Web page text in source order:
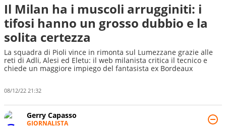
Il Milan ha i muscoli arrugginiti: i
tifosi hanno un grosso dubbio e la
solita certezza
La squadra di Pioli vince in rimonta sul Lumezzane grazie alle
reti di Adli, Alesi ed Eletu: il web milanista critica il tecnico e
chiede un maggiore impiego del fantasista ex Bordeaux
08/12/22 21:32
Gerry Capasso
GIORNALISTA